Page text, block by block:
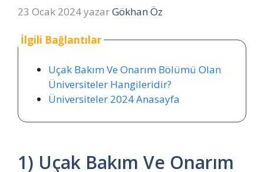
23 Ocak 2024yazarGökhan Öz
İlgili Bağlantılar
Uçak Bakım Ve Onarım Bölümü Olan
Üniversiteler Hangileridir?
Üniversiteler 2024 Anasayfa
1) Uçak Bakım Ve Onarım